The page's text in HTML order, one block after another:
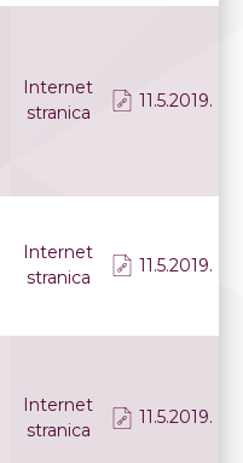
Internet
stranica
11.5.2019.
Internet
stranica
11.5.2019.
Internet
stranica
11.5.2019.